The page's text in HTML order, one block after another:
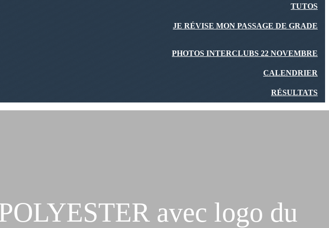
TUTOS
JE RÉVISE MON PASSAGE DE GRADE
PHOTOS INTERCLUBS 22 NOVEMBRE
CALENDRIER
RÉSULTATS
avec logo du